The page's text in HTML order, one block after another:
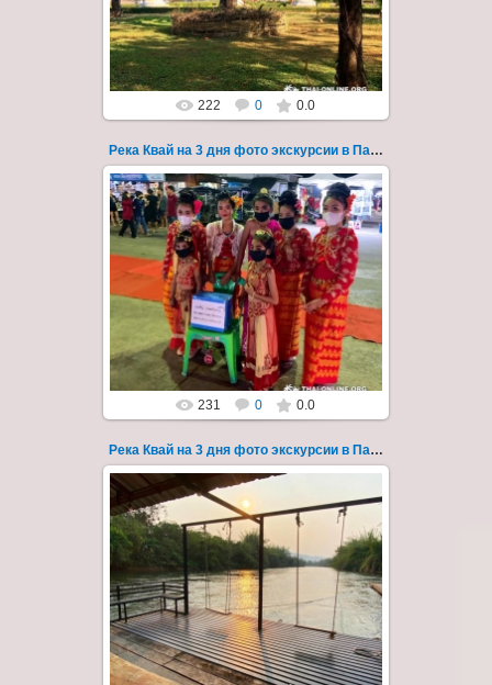
Thai-Online
222 0 0.0
Река Квай на 3 дня фото экскурсии в Паттайе 50
22.03.2023
Тур на три дня из Паттайи на реку Квай,
водопады Эраван, Сайок Ной и Сайок Яй,
затопленный город Сангклабури, деревня...
Thai-Online
231 0 0.0
Река Квай на 3 дня фото экскурсии в Паттайе 51
22.03.2023
Тур на три дня из Паттайи на реку Квай,
водопады Эраван, Сайок Ной и Сайок Яй,
затопленный город Сангклабури, деревня...
Thai-Online